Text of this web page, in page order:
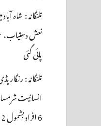
نعش دستیاب،
پائی گئی
تلنگانہ :
انسانیت
6 افراد بشمول 2 معصوم بچے کے قتل کی لرزہ خیز واردات